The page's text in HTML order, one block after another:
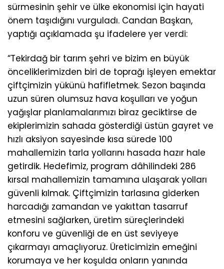
sürmesinin şehir ve ülke ekonomisi için hayati
önem taşıdığını vurguladı. Candan Başkan,
yaptığı açıklamada şu ifadelere yer verdi:
“Tekirdağ bir tarım şehri ve bizim en büyük
önceliklerimizden biri de toprağı işleyen emektar
çiftçimizin yükünü hafifletmek. Sezon başında
uzun süren olumsuz hava koşulları ve yoğun
yağışlar planlamalarımızı biraz geciktirse de
ekiplerimizin sahada gösterdiği üstün gayret ve
hızlı aksiyon sayesinde kısa sürede 100
mahallemizin tarla yollarını hasada hazır hale
getirdik. Hedefimiz, program dâhilindeki 286
kırsal mahallemizin tamamına ulaşarak yolları
güvenli kılmak. Çiftçimizin tarlasına giderken
harcadığı zamandan ve yakıttan tasarruf
etmesini sağlarken, üretim süreçlerindeki
konforu ve güvenliği de en üst seviyeye
çıkarmayı amaçlıyoruz. Üreticimizin emeğini
korumaya ve her koşulda onların yanında